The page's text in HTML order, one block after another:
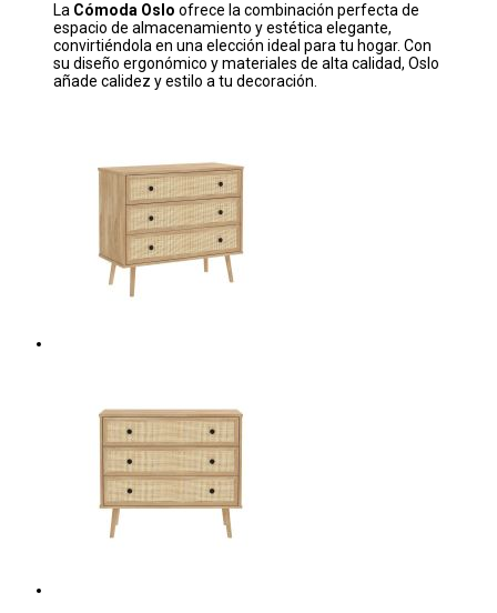
La Cómoda Oslo ofrece la combinación perfecta de
espacio de almacenamiento y estética elegante,
convirtiéndola en una elección ideal para tu hogar. Con
su diseño ergonómico y materiales de alta calidad, Oslo
añade calidez y estilo a tu decoración.